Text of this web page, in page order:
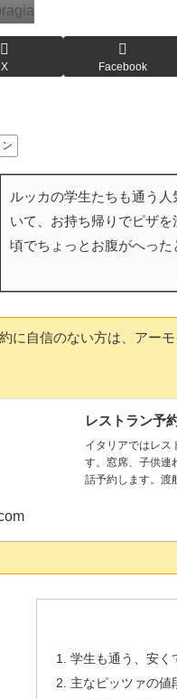
X Facebook
ルッカの学生たちも通う
いて、お持ち帰りでピザ
頃でちょっとお腹がへった
に自信のない方は、アー
レストラン予
イタリアではレス
す。窓席、子供連
話予約します。渡
学生も通う、安く
主なピッツァの値